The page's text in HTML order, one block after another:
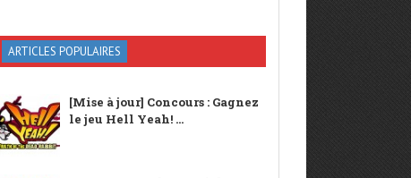
ARTICLES POPULAIRES
[Mise à jour] Concours : Gagnez
le jeu Hell Yeah! ...